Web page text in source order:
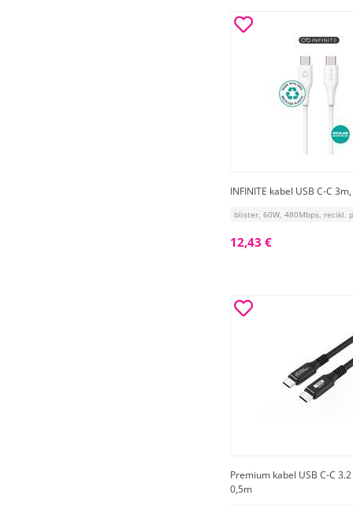
INFINITE kabel USB C-C
blister, 60W, 480Mbps, recikl.
12,43 €
Premium kabel USB C-C
0,5m